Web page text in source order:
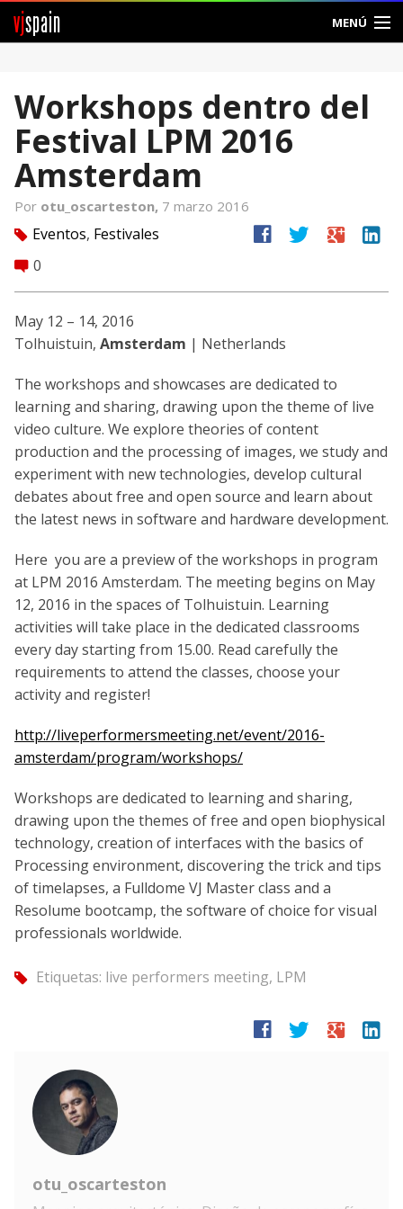
vjspain MENÚ
Foros
Noticias
Ayuda
Entrar
Workshops dentro del
Festival LPM 2016
Amsterdam
Por otu_oscarteston, 7 marzo 2016
tag Eventos, Festivales
comment 0
facebook twitter google linkedin
May 12 – 14, 2016
Tolhuistuin, Amsterdam | Netherlands
The workshops and showcases are dedicated to
learning and sharing, drawing upon the theme of live
video culture. We explore theories of content
production and the processing of images, we study and
experiment with new technologies, develop cultural
debates about free and open source and learn about
the latest news in software and hardware development.
Here you are a preview of the workshops in program
at LPM 2016 Amsterdam. The meeting begins on May
12, 2016 in the spaces of Tolhuistuin. Learning
activities will take place in the dedicated classrooms
every day starting from 15.00. Read carefully the
requirements to attend the classes, choose your
activity and register!
http://liveperformersmeeting.net/event/2016-
amsterdam/program/workshops/
Workshops are dedicated to learning and sharing,
drawing upon the themes of free and open biophysical
technology, creation of interfaces with the basics of
Processing environment, discovering the trick and tips
of timelapses, a Fulldome VJ Master class and a
Resolume bootcamp, the software of choice for visual
professionals worldwide.
tag Etiquetas: live performers meeting, LPM
facebook twitter google linkedin
otu_oscarteston